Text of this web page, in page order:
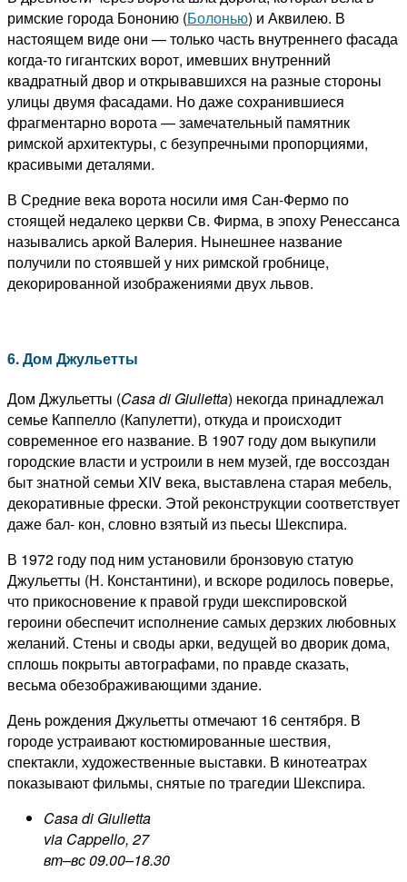
римские города Бононию (Болонью) и Аквилею. В
настоящем виде они — только часть внутреннего фасада
когда-то гигантских ворот, имевших внутренний
квадратный двор и открывавшихся на разные стороны
улицы двумя фасадами. Но даже сохранившиеся
фрагментарно ворота — замечательный памятник
римской архитектуры, с безупречными пропорциями,
красивыми деталями.
В Средние века ворота носили имя Сан-Фермо по
стоящей недалеко церкви Св. Фирма, в эпоху Ренессанса
назывались аркой Валерия. Нынешнее название
получили по стоявшей у них римской гробнице,
декорированной изображениями двух львов.
6. Дом Джульетты
Дом Джульетты (Casa di Giulietta) некогда принадлежал
семье Каппелло (Капулетти), откуда и происходит
современное его название. В 1907 году дом выкупили
городские власти и устроили в нем музей, где воссоздан
быт знатной семьи XIV века, выставлена старая мебель,
декоративные фрески. Этой реконструкции соответствует
даже бал- кон, словно взятый из пьесы Шекспира.
В 1972 году под ним установили бронзовую статую
Джульетты (Н. Константини), и вскоре родилось поверье,
что прикосновение к правой груди шекспировской
героини обеспечит исполнение самых дерзких любовных
желаний. Стены и своды арки, ведущей во дворик дома,
сплошь покрыты автографами, по правде сказать,
весьма обезображивающими здание.
День рождения Джульетты отмечают 16 сентября. В
городе устраивают костюмированные шествия,
спектакли, художественные выставки. В кинотеатрах
показывают фильмы, снятые по трагедии Шекспира.
Casa di Giulietta
via Cappello, 27
вт–вс 09.00–18.30